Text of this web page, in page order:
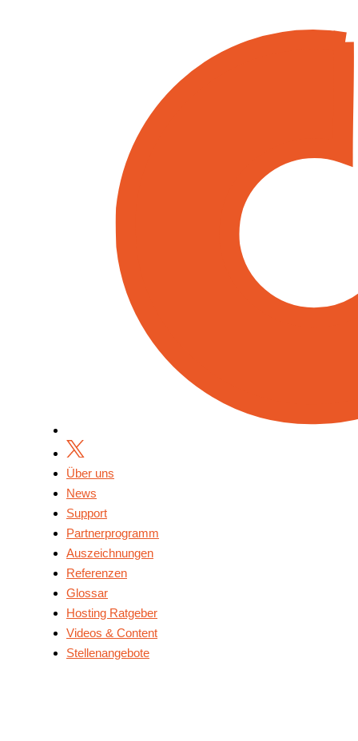
Über uns
News
Support
Partnerprogramm
Auszeichnungen
Referenzen
Glossar
Hosting Ratgeber
Videos & Content
Stellenangebote